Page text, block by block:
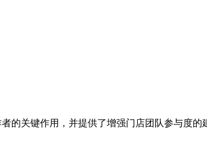
的关键作用，并提供了增强门店团队参与度的